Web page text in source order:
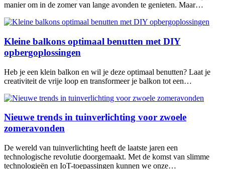
manier om in de zomer van lange avonden te genieten. Maar…
Kleine balkons optimaal benutten met DIY
opbergoplossingen
Heb je een klein balkon en wil je deze optimaal benutten? Laat je
creativiteit de vrije loop en transformeer je balkon tot een…
Nieuwe trends in tuinverlichting voor zwoele
zomeravonden
De wereld van tuinverlichting heeft de laatste jaren een
technologische revolutie doorgemaakt. Met de komst van slimme
technologieën en IoT-toepassingen kunnen we onze…